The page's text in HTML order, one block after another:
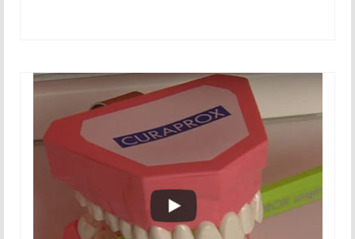
2016
Januar 2016
Februar 2016
April 2016